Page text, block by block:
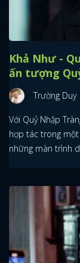
Khả Như -
ấn tượng
Trường Duy
Với Quỷ Nhập
hợp tác trong
những màn trình